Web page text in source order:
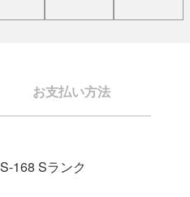
お支払い方法
168 Sランク